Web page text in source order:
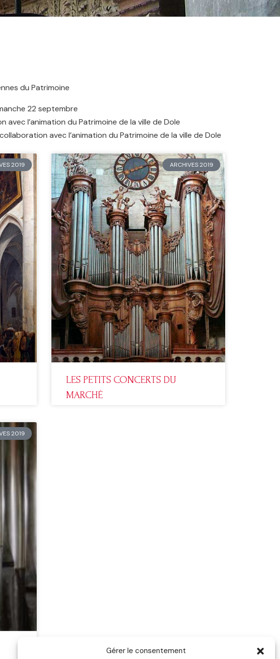
Gérer le consentement
du Patrimoine
22 septembre
avec l’animation du Patrimoine de la ville de Dole
avec l’animation du Patrimoine de la ville de Dole
2019 ARCHIVES 2019
LES PETITS CONCERTS DU
MARCHÉ
2019